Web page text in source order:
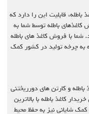
باطله، قابلیت این را دارد که
کاغذهای باطله توسط شما به
شما با فروش کاغذ های باطله
به چرخه تولید در کشور کمک
باطله و کارتن های دورریختنی
کاغذ باطله با بالاترین
شایانی نیز به حفظ محیط